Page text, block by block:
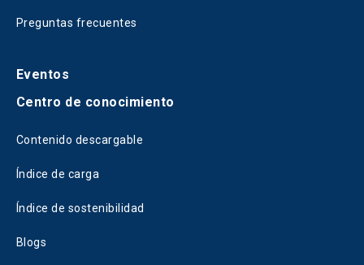
Preguntas frecuentes
Eventos
Centro de conocimiento
Contenido descargable
Índice de carga
Índice de sostenibilidad
Blogs